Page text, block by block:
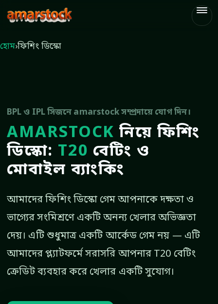
হোম›ফিশিং ডিস্কো
BPL ও IPL সিজনে amarstock সম্প্রদায়ে যোগ দিন।
AMARSTOCK নিয়ে ফিশিং
ডিস্কো: T20 বেটিং ও
মোবাইল ব্যাংকিং
আমাদের ফিশিং ডিস্কো গেম আপনাকে দক্ষতা ও
ভাগ্যের সংমিশ্রণে একটি অনন্য খেলার অভিজ্ঞতা
দেয়। এটি শুধুমাত্র একটি আর্কেড গেম নয় — এটি
আমাদের প্ল্যাটফর্মে সরাসরি আপনার T20 বেটিং
ক্রেডিট ব্যবহার করে খেলার একটি সুযোগ।